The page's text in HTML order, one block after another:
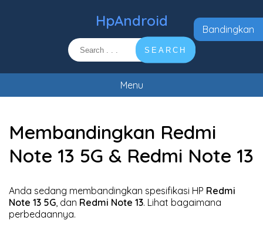
HpAndroid
SEARCH
Menu
Membandingkan Redmi
Note 13 5G & Redmi Note 13
Anda sedang membandingkan spesifikasi HP Redmi
Note 13 5G, dan Redmi Note 13. Lihat bagaimana
perbedaannya.
Bandingkan